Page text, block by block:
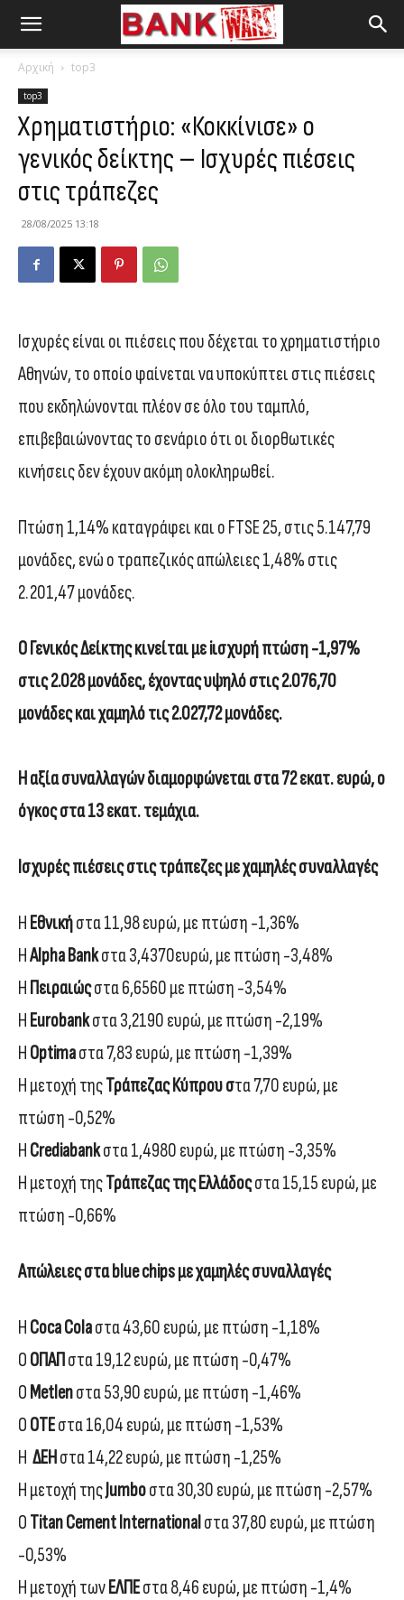
Αρχική top3
top3
Χρηματιστήριο: «Κοκκίνισε» ο
γενικός δείκτης – Ισχυρές πιέσεις
στις τράπεζες
28/08/2025 13:18
Ισχυρές είναι οι πιέσεις που δέχεται το χρηματιστήριο
Αθηνών, το οποίο φαίνεται να υποκύπτει στις πιέσεις
που εκδηλώνονται πλέον σε όλο του ταμπλό,
επιβεβαιώνοντας το σενάριο ότι οι διορθωτικές
κινήσεις δεν έχουν ακόμη ολοκληρωθεί.
Πτώση 1,14% καταγράφει και ο FTSE 25, στις 5.147,79
μονάδες, ενώ ο τραπεζικός απώλειες 1,48% στις
2.201,47 μονάδες.
OΓενικός Δείκτης κινείται με iισχυρή πτώση -1,97%
στις 2.028 μονάδες, έχοντας υψηλό στις 2.076,70
μονάδες και χαμηλό τις 2.027,72 μονάδες.
Η αξία συναλλαγών διαμορφώνεται στα 72 εκατ. ευρώ, ο
όγκος στα 13 εκατ. τεμάχια.
Ισχυρές πιέσεις στις τράπεζες με χαμηλές συναλλαγές
Η Εθνικήστα 11,98 ευρώ, με πτώση -1,36%
ΗAlpha Bankστα 3,4370ευρώ, με πτώση -3,48%
Η Πειραιώςστα 6,6560 με πτώση -3,54%
Η Eurobankστα 3,2190 ευρώ, με πτώση -2,19%
Η Optimaστα 7,83 ευρώ, με πτώση -1,39%
Η μετοχή τηςΤράπεζας Κύπρου στα 7,70 ευρώ, με
πτώση -0,52%
Η Crediabankστα 1,4980 ευρώ, με πτώση -3,35%
Η μετοχή τηςΤράπεζας της Ελλάδοςστα 15,15 ευρώ, με
πτώση -0,66%
Απώλειες στα blue chips με χαμηλές συναλλαγές
Η Coca Colaστα 43,60 ευρώ, με πτώση -1,18%
Ο ΟΠΑΠστα 19,12 ευρώ, με πτώση -0,47%
Ο Μetlenστα 53,90 ευρώ, με πτώση -1,46%
Ο ΟΤΕστα 16,04 ευρώ, με πτώση -1,53%
Η ΔΕΗστα 14,22 ευρώ, με πτώση -1,25%
Η μετοχή τηςJumboστα 30,30 ευρώ, με πτώση -2,57%
Ο Titan Cement Internationalστα 37,80 ευρώ, με πτώση
-0,53%
Η μετοχή τωνΕΛΠΕστα 8,46 ευρώ, με πτώση -1,4%